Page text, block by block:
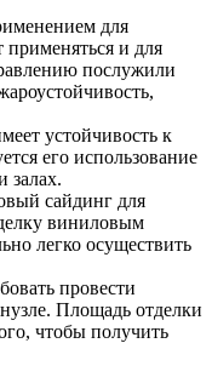
для
и для
послужили
устойчивость к
его использование
залах.
сайдинг для
виниловым
легко осуществить
провести
Площадь отделки
чтобы получить